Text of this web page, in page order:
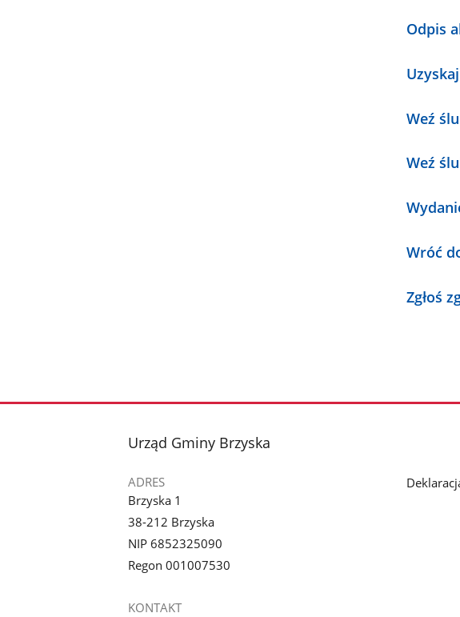
Odpis
Weź
Weź
Wróć
Zgłoś
stopka
Urząd Gminy Brzyska
ADRES
Brzyska 1
38-212 Brzyska
NIP 6852325090
Regon 001007530
KONTAKT